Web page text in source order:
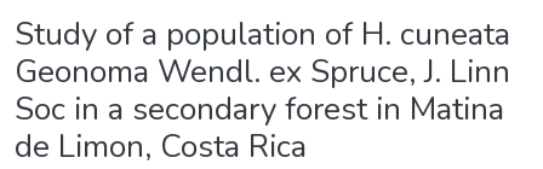
Study of a population of H. cuneata
Geonoma Wendl. ex Spruce, J. Linn
Soc in a secondary forest in Matina
de Limon, Costa Rica